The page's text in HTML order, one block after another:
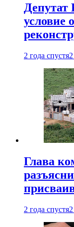
Депутат
условие
2 года спустя
Глава
2 года спустя